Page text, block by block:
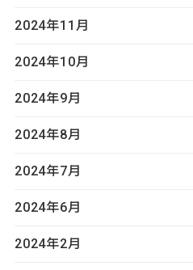
2024年11月
2024年10月
2024年9月
2024年8月
2024年7月
2024年6月
2024年2月